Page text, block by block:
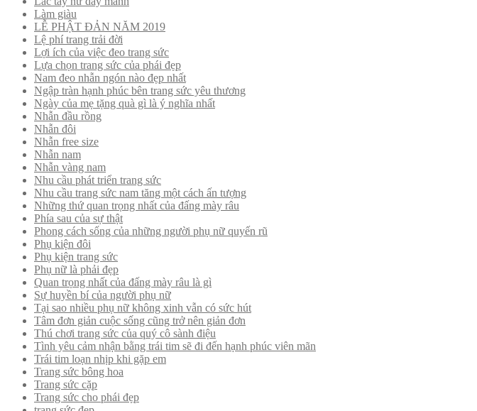
Làm giàu
LỄ PHẬT ĐẢN NĂM 2019
Lệ phí trang trải đời
Lợi ích của việc đeo trang sức
Lựa chọn trang sức của phái đẹp
Nam đeo nhẫn ngón nào đẹp nhất
Ngập tràn hạnh phúc bên trang sức yêu thương
Ngày của mẹ tặng quà gì là ý nghĩa nhất
Nhẫn đầu rồng
Nhẫn đôi
Nhẫn free size
Nhẫn nam
Nhẫn vàng nam
Nhu cầu phát triển trang sức
Nhu cầu trang sức nam tăng một cách ấn tượng
Những thứ quan trọng nhất của đấng mày râu
Phía sau của sự thật
Phong cách sống của những người phụ nữ quyến rũ
Phụ kiện đôi
Phụ kiện trang sức
Phụ nữ là phải đẹp
Quan trọng nhất của đấng mày râu là gì
Sự huyền bí của người phụ nữ
Tại sao nhiều phụ nữ không xinh vẫn có sức hút
Tâm đơn giản cuộc sống cũng trở nên giản đơn
Thú chơi trang sức của quý cô sành điệu
Tình yêu cảm nhận bằng trái tim sẽ đi đến hạnh phúc viên mãn
Trái tim loạn nhịp khi gặp em
Trang sức bông hoa
Trang sức cặp
Trang sức cho phái đẹp